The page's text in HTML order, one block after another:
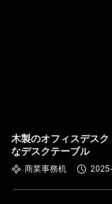
木製のオフィスデス
なデスクテーブル
商業事務机